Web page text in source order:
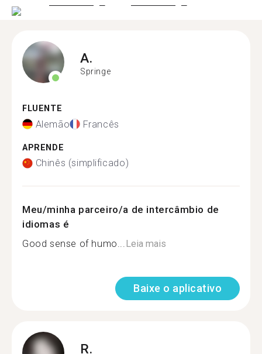
A.
Springe
FLUENTE
Alemão Francês
APRENDE
Chinês (simplificado)
Meu/minha parceiro/a de intercâmbio de
idiomas é
Good sense of humo...Leia mais
Baixe o aplicativo
R.